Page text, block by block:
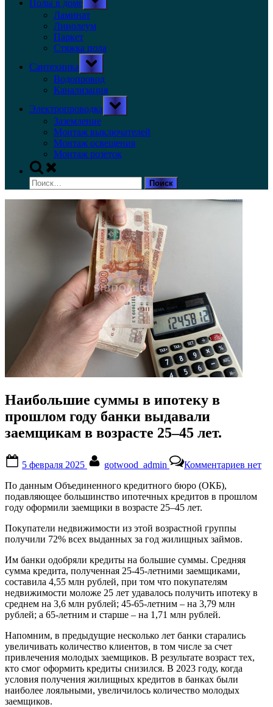
Полы в доме
sub-
menu
Ламинат
Линолеум
Паркет
Стяжка пола
Сантехника
Toggle
sub-
menu
Водопровод
Канализация
Электропроводка
Toggle
sub-
Заземление
Монтаж выключателей
Монтаж освещения
Монтаж розеток
Toggle
search
form
Найти:
Наибольшие суммы в ипотеку в
прошлом году банки выдавали
заемщикам в возрасте 25–45 лет.
on
5 февраля 2025 gotwood_admin Комментариевзаписи
в
банки
в
лет.
нет
По данным Объединенного кредитного бюро (ОКБ),
подавляющее большинство ипотечных кредитов в прошлом
году оформили заемщики в возрасте 25–45 лет.
Покупатели недвижимости из этой возрастной группы
получили 72% всех выданных за год жилищных займов.
Им банки одобряли кредиты на большие суммы. Средняя
сумма кредита, полученная 25-45-летними заемщиками,
составила 4,55 млн рублей, при том что покупателям
недвижимости моложе 25 лет удавалось получить ипотеку в
среднем на 3,6 млн рублей; 45-65-летним – на 3,79 млн
рублей; а 65-летним и старше – на 1,71 млн рублей.
Напомним, в предыдущие несколько лет банки старались
увеличивать количество клиентов, в том числе за счет
привлечения молодых заемщиков. В результате возраст тех,
кто смог оформить кредиты снизился. В 2023 году, когда
условия получения жилищных кредитов в банках были
наиболее лояльными, увеличилось количество молодых
заемщиков.